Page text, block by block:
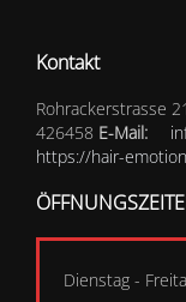
Kontakt
Rohrackerstrasse
426458 E-Mail:
https://hair-
Dienstag -